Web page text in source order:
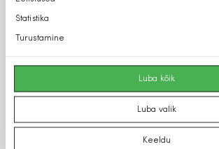
Statistika
Turustamine
Luba kõik
Luba valik
Keeldu